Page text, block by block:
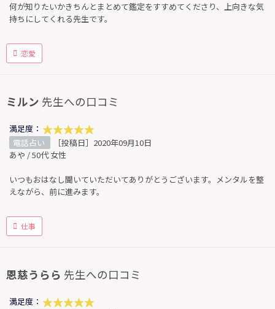
何が知りたいかきちんとまとめて鑑定をすすめてくださり、上向きな気
持ちにしてくれる先生です。
恋愛
ミルン 先生への口コミ
満足度：
電話占い
［投稿日］2020年09月10日
あや / 50代 女性
いつもおはなし聞いていただいてありがとうございます。メンタルを整
えながら、前に進みます。
仕事
恩慈うらら 先生への口コミ
満足度：